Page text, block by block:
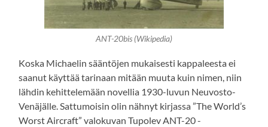
ANT-20bis (Wikipedia)
Koska Michaelin sääntöjen mukaisesti kappaleesta ei
saanut käyttää tarinaan mitään muuta kuin nimen, niin
lähdin kehittelemään novellia 1930-luvun Neuvosto-
Venäjälle. Sattumoisin olin nähnyt kirjassa ”The World’s
Worst Aircraft” valokuvan Tupolev ANT-20 -